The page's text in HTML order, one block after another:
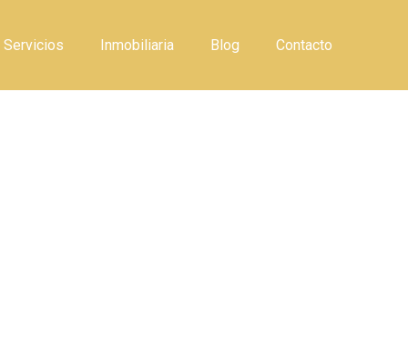
Servicios Inmobiliaria Blog Contacto